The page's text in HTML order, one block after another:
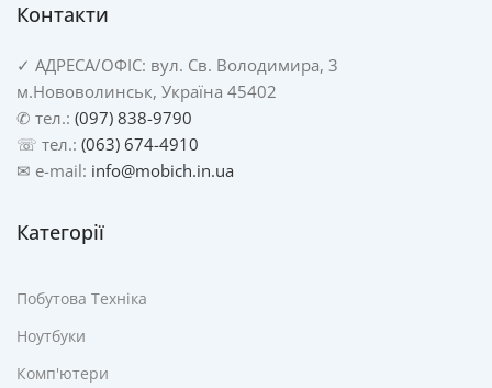
Контакти
✓ АДРЕСА/ОФІС: вул. Св. Володимира, 3
м.Нововолинськ, Україна 45402
✆ тел.: (097) 838-9790
☏ тел.: (063) 674-4910
✉ e-mail: info@mobich.in.ua
Категорії
Побутова Техніка
Ноутбуки
Комп'ютери